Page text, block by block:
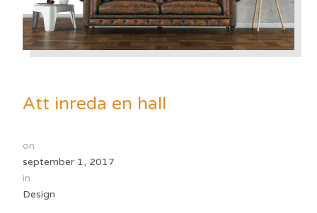
Att inreda en hall
on
september 1, 2017
in
Design